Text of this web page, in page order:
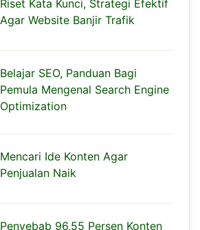
Riset Kata Kunci, Strategi Efektif
Agar Website Banjir Trafik
Belajar SEO, Panduan Bagi
Pemula Mengenal Search Engine
Optimization
Mencari Ide Konten Agar
Penjualan Naik
Penyebab 96,55 Persen Konten